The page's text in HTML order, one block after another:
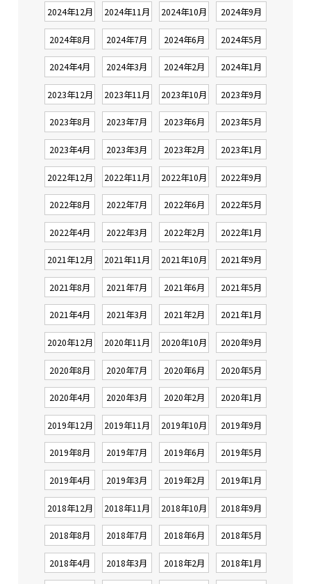
2024年12月 2024年11月 2024年10月 2024年9月
2024年8月 2024年7月 2024年6月 2024年5月
2024年4月 2024年3月 2024年2月 2024年1月
2023年12月 2023年11月 2023年10月 2023年9月
2023年8月 2023年7月 2023年6月 2023年5月
2023年4月 2023年3月 2023年2月 2023年1月
2022年12月 2022年11月 2022年10月 2022年9月
2022年8月 2022年7月 2022年6月 2022年5月
2022年4月 2022年3月 2022年2月 2022年1月
2021年12月 2021年11月 2021年10月 2021年9月
2021年8月 2021年7月 2021年6月 2021年5月
2021年4月 2021年3月 2021年2月 2021年1月
2020年12月 2020年11月 2020年10月 2020年9月
2020年8月 2020年7月 2020年6月 2020年5月
2020年4月 2020年3月 2020年2月 2020年1月
2019年12月 2019年11月 2019年10月 2019年9月
2019年8月 2019年7月 2019年6月 2019年5月
2019年4月 2019年3月 2019年2月 2019年1月
2018年12月 2018年11月 2018年10月 2018年9月
2018年8月 2018年7月 2018年6月 2018年5月
2018年4月 2018年3月 2018年2月 2018年1月